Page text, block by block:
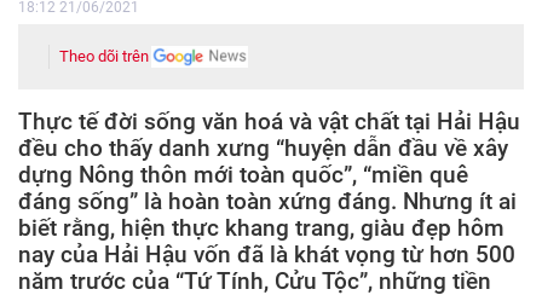
18:12 21/06/2021
Theo dõi trên
Thực tế đời sống văn hoá và vật chất tại Hải Hậu
đều cho thấy danh xưng “huyện dẫn đầu về xây
dựng Nông thôn mới toàn quốc”, “miền quê
đáng sống” là hoàn toàn xứng đáng. Nhưng ít ai
biết rằng, hiện thực khang trang, giàu đẹp hôm
nay của Hải Hậu vốn đã là khát vọng từ hơn 500
năm trước của “Tứ Tính, Cửu Tộc”, những tiền